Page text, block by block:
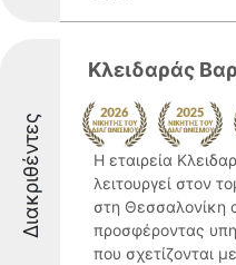
Διακριθέντες
Κλειδαράς
Η εταιρεία
λειτουργεί στον
στη Θεσσαλονίκη
προσφέροντας
που σχετίζονται